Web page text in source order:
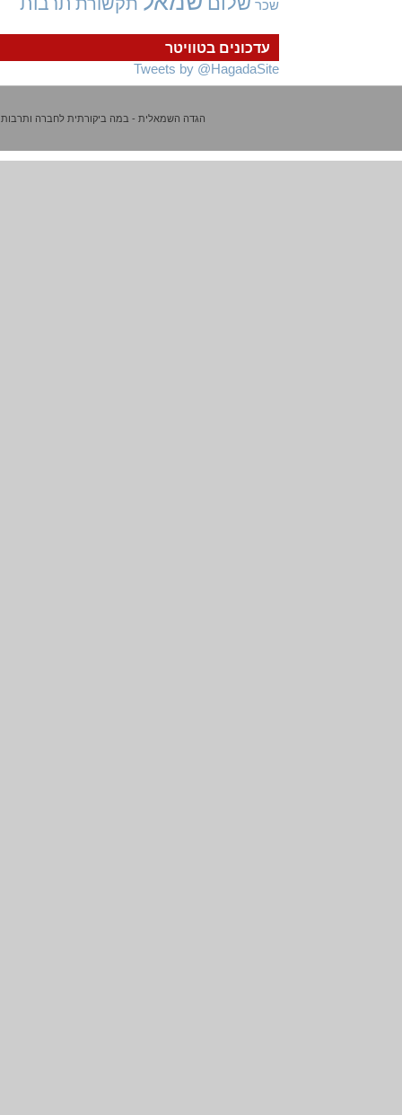
עדכונים בטוויטר
Tweets by @HagadaSite
שכר
הגדה השמאלית - במה ביקורתית לחברה ותרבות